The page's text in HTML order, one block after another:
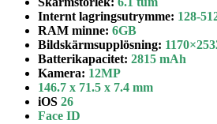
Internt lagringsutrymme: 128-
RAM minne: 6GB
Bildskärmsupplösning:
Batterikapacitet: 2815 mAh
Kamera: 12MP
146.7 x 71.5 x 7.4 mm
iOS 26
Face ID